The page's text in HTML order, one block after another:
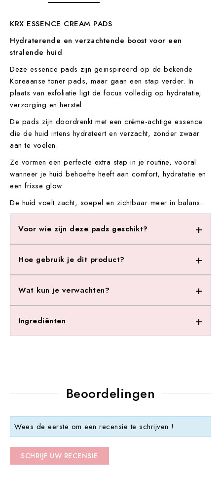
KRX ESSENCE CREAM PADS
Hydraterende en verzachtende boost voor een
stralende huid
Deze essence pads zijn geïnspireerd op de bekende
Koreaanse toner pads, maar gaan een stap verder. In
plaats van exfoliatie ligt de focus volledig op hydratatie,
verzorging en herstel.
De pads zijn doordrenkt met een crème-achtige essence
die de huid intens hydrateert en verzacht, zonder zwaar
aan te voelen.
Ze vormen een perfecte extra stap in je routine, vooral
wanneer je huid behoefte heeft aan comfort, hydratatie en
een frisse glow.
De huid voelt zacht, soepel en zichtbaar meer in balans.
Voor wie zijn deze pads geschikt?
Hoe gebruik je dit product?
Wat kun je verwachten?
Ingrediënten
Beoordelingen
Wees de eerste om een recensie te schrijven !
SCHRIJF UW RECENSIE